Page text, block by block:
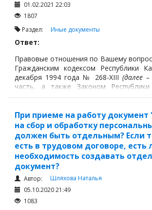
01.02.2021 22:03
1807
Раздел: Иные документы
Ответ:
Правовые отношения по Вашему
Гражданским кодексом Республики
декабря 1994 года № 268-XIII (далее
часть, а также Законом
товариществах с ограниченной и
– Закон).
При приеме на работу документ
на сбор и обработку
должен быть отдельным? Если
есть в трудовом договоре, есть
необходимость создавать
документ?
Автор:
Шляхова Наталья
05.10.2020 21:49
1083